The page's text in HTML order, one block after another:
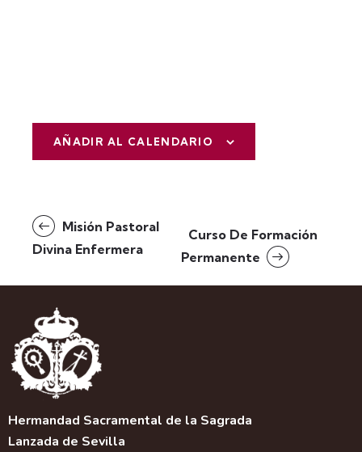
AÑADIR AL CALENDARIO
N
a
e
a
c
i
ó
n
d
e
Misión Pastoral
Divina Enfermera
Curso De Formación
Permanente
Hermandad Sacramental de la Sagrada
Lanzada de Sevilla